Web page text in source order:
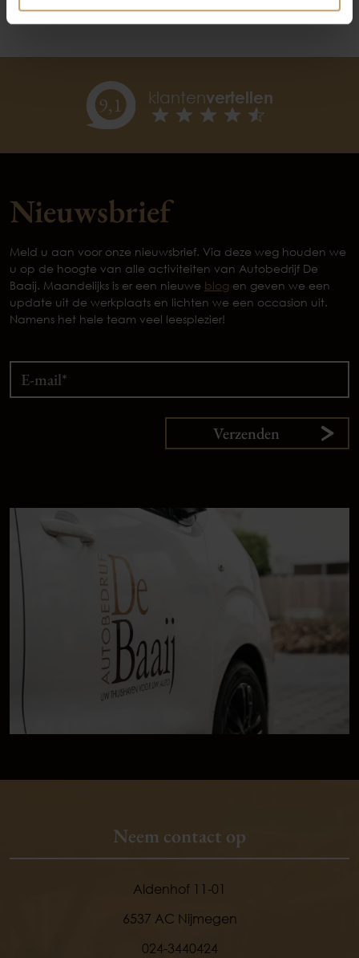
9,1 klantenvertellen
Nieuwsbrief
Meld u aan voor onze nieuwsbrief. Via deze weg houden we
u op de hoogte van alle activiteiten van Autobedrijf De
Baaij. Maandelijks is er een nieuwe blog en geven we een
update uit de werkplaats en lichten we een occasion uit.
Namens het hele team veel leesplezier!
Verzenden
Neem contact op
Aldenhof 11-01
6537 AC Nijmegen
024-3440424